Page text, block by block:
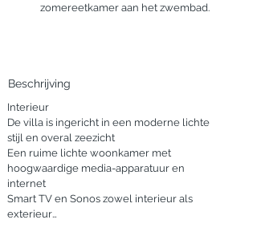
zomereetkamer aan het zwembad.
Beschrijving
Interieur
De villa is ingericht in een moderne lichte
stijl en overal zeezicht
Een ruime lichte woonkamer met
hoogwaardige media-apparatuur en
internet
Smart TV en Sonos zowel interieur als
exterieur